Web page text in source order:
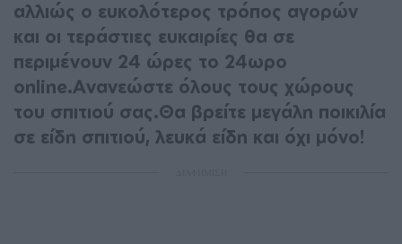
αλλιώς ο ευκολότερος τρόπος αγορών
και οι τεράστιες ευκαιρίες θα σε
περιμένουν 24 ώρες το 24ωρο
online.Ανανεώστε όλους τους χώρους
του σπιτιού σας.Θα βρείτε μεγάλη ποικιλία
σε είδη σπιτιού, λευκά είδη και όχι μόνο!